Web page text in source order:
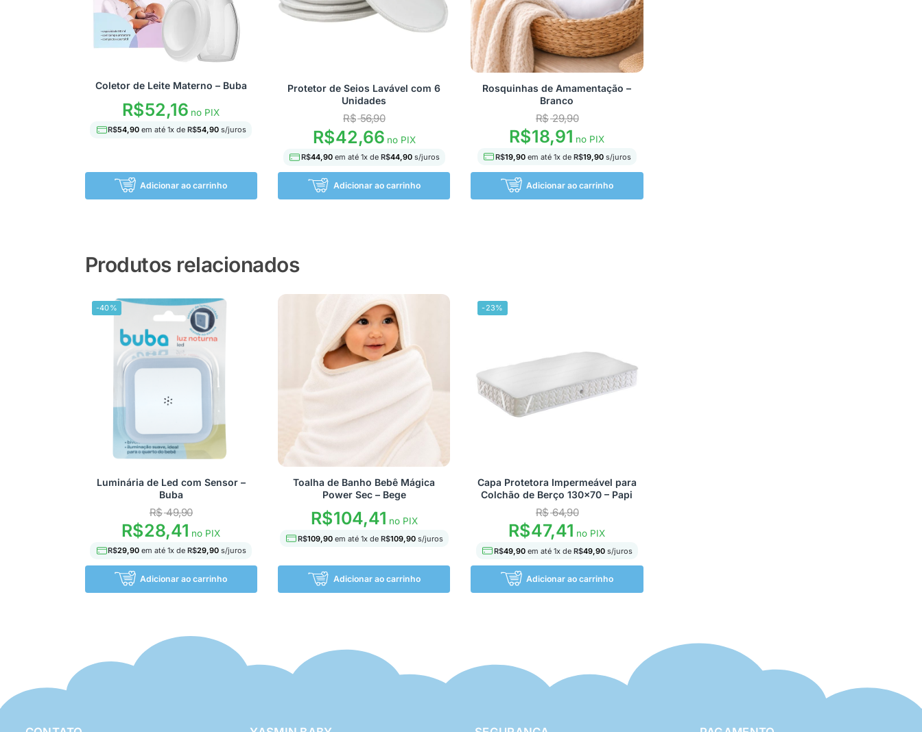
Coletor de Leite Materno – Buba
R$52,16 no PIX
R$54,90 em até1x deR$54,90 s/juros
Adicionar ao carrinho
Protetor de Seios Lavável com 6
Unidades
R$56,90
R$42,66no PIX
R$44,90 em até 1x de R$44,90s/juros
Adicionar ao carrinho
Rosquinhas de Amamentação –
Branco
R$29,90
R$18,91 no PIX
R$19,90 em até 1x de R$19,90s/juros
Adicionar ao carrinho
Produtos relacionados
-40%
Luminária de Led com Sensor –
Buba
R$49,90
R$28,41 no PIX
R$29,90 em até1x deR$29,90 s/juros
Adicionar ao carrinho
Toalha de Banho Bebê Mágica
Power Sec – Bege
R$104,41 no PIX
R$109,90 em até 1x de R$109,90s/juros
Adicionar ao carrinho
-23%
Capa Protetora Impermeável para
Colchão de Berço 130×70 – Papi
R$64,90
R$47,41 no PIX
R$49,90 em até 1x de R$49,90s/juros
Adicionar ao carrinho